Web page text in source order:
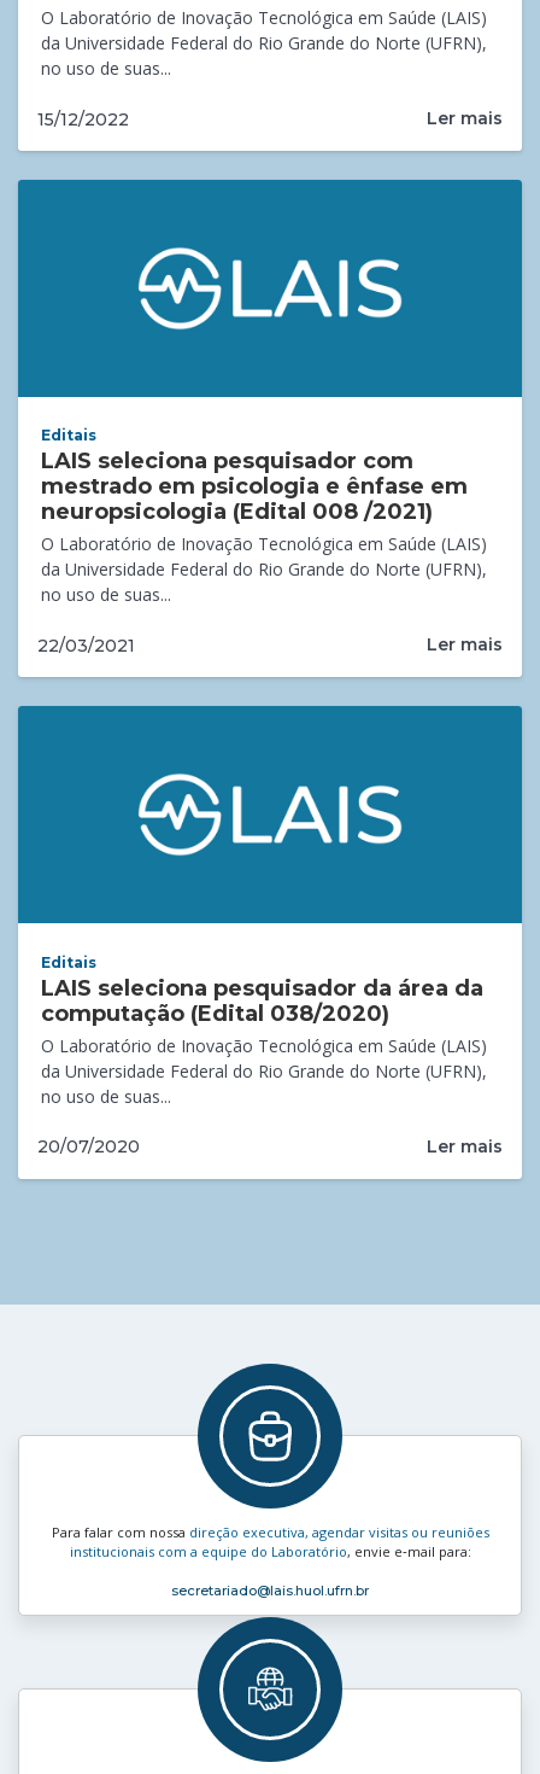
O Laboratório de Inovação Tecnológica em Saúde (LAIS)
da Universidade Federal do Rio Grande do Norte (UFRN),
no uso de suas...
15/12/2022 Ler mais
Editais
LAIS seleciona pesquisador com
mestrado em psicologia e ênfase em
neuropsicologia (Edital 008 /2021)
O Laboratório de Inovação Tecnológica em Saúde (LAIS)
da Universidade Federal do Rio Grande do Norte (UFRN),
no uso de suas...
22/03/2021 Ler mais
Editais
LAIS seleciona pesquisador da área da
computação (Edital 038/2020)
O Laboratório de Inovação Tecnológica em Saúde (LAIS)
da Universidade Federal do Rio Grande do Norte (UFRN),
no uso de suas...
20/07/2020 Ler mais
Para falar com nossa direção executiva, agendar visitas ou reuniões
institucionais com a equipe do Laboratório, envie e‑mail para:
secretariado@lais.huol.ufrn.br